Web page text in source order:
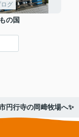
ログ
の国
円行寺の岡﨑牧場へ✨